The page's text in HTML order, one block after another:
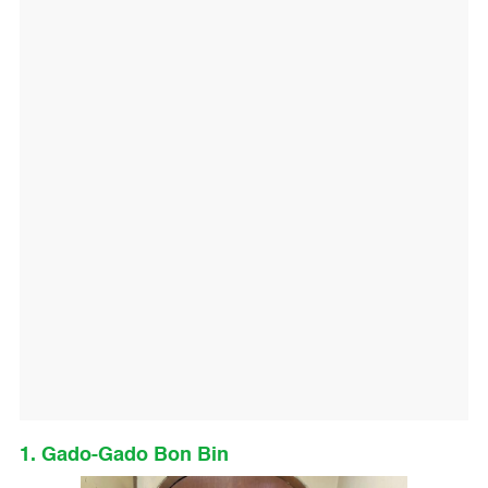
1. Gado-Gado Bon Bin